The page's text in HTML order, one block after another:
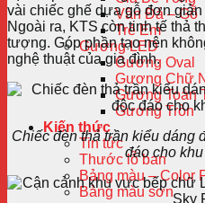
Vân Đá – Gỗ
Trẻ Em
Gương LED
Gương Oval
Gương Chữ
Gương Toàn
Gương Tròn
Kiến thức
Tin tức
Thước lỗ ban
Bảng màu – Color
Bảng màu sơn
vài chiếc ghế dựa gỗ đơn
Ngoài ra, KTS còn tinh tế thả
tượng. Góp phần tạo nên
nghệ thuật của gia đình.
Chiếc đèn thả trần kiểu dáng
đáo cho